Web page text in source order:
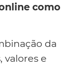
como
da
valores e